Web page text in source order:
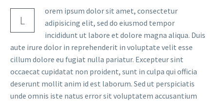
L
orem ipsum dolor sit amet, consectetur
adipisicing elit, sed do eiusmod tempor
incididunt ut labore et dolore magna aliqua. Duis
aute irure dolor in reprehenderit in voluptate velit esse
cillum dolore eu fugiat nulla pariatur. Excepteur sint
occaecat cupidatat non proident, sunt in culpa qui officia
deserunt mollit anim id est laborum. Sed ut perspiciatis
unde omnis iste natus error sit voluptatem accusantium